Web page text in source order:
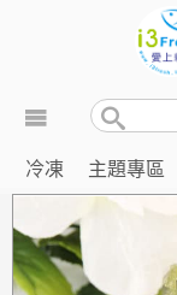
冷凍 主題專區